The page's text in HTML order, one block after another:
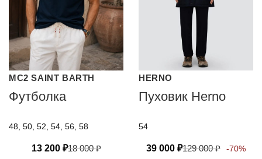
MC2 SAINT BARTH
Футболка
48, 50, 52, 54, 56, 58
13 200 ₽18 000₽
HERNO
Пуховик Herno
54
39 000 ₽129 000₽ -70%